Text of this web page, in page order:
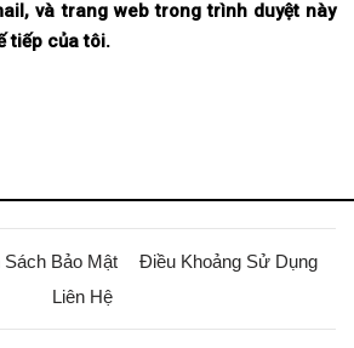
và trang web trong trình duyệt này
tiếp của tôi.
Sách Bảo Mật
Điều Khoảng Sử Dụng
Liên Hệ